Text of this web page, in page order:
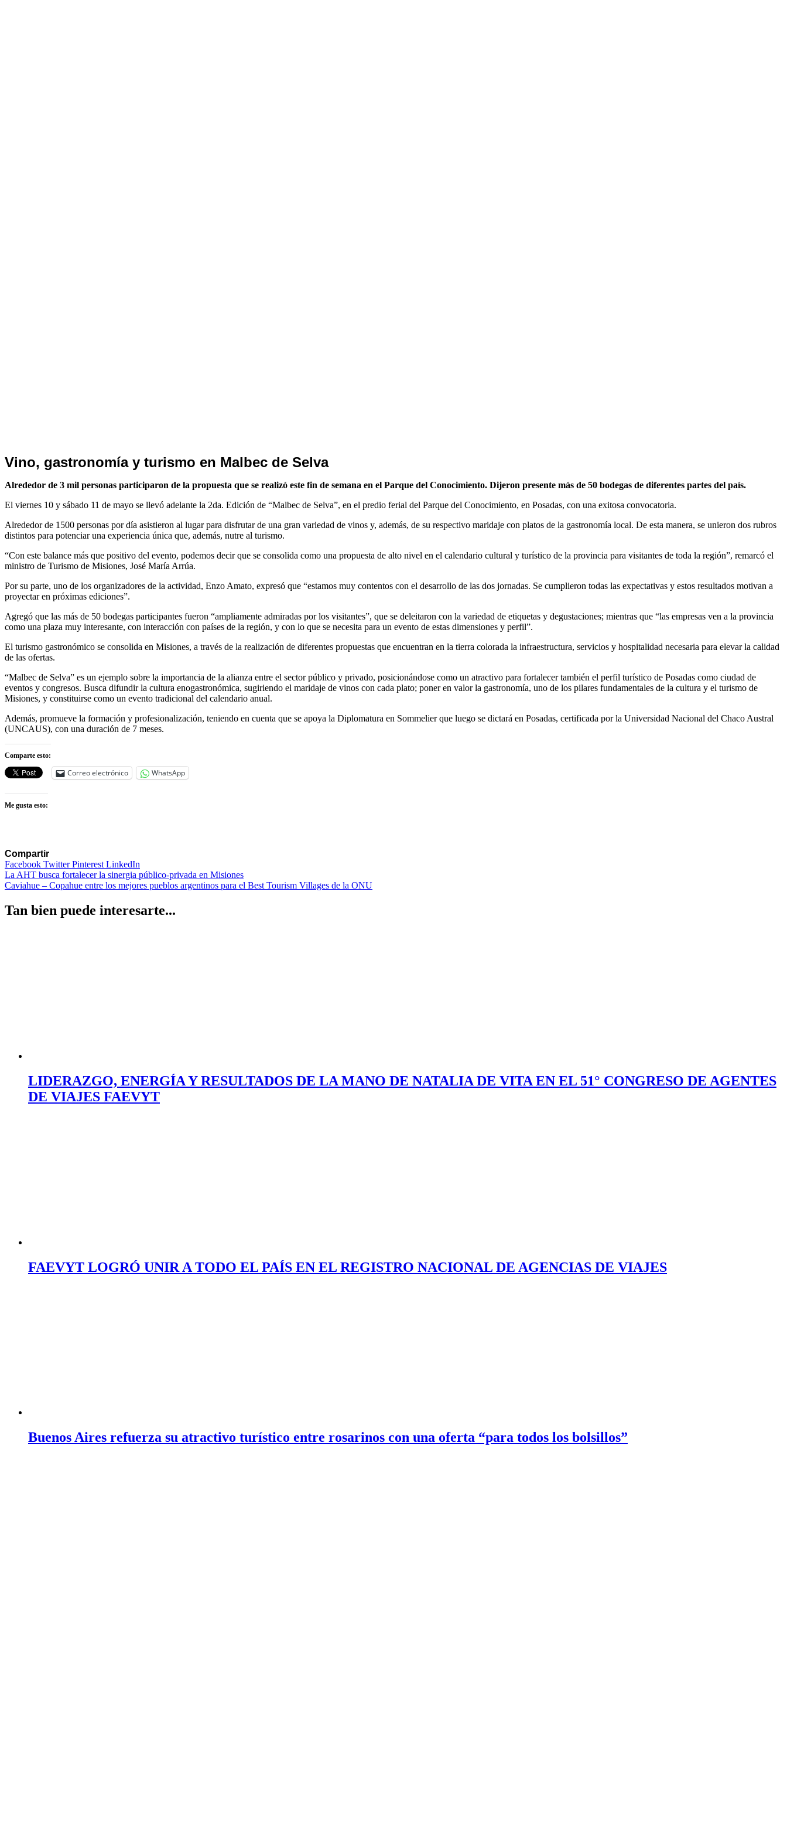
Notas
de
Archivo
Vino, gastronomía y turismo en Malbec de Selva
Alrededor de 3 mil personas participaron de la propuesta que se realizó este fin de semana en el Parque del Conocimiento. Dijeron presente más de 50 bodegas de diferentes partes del país.
El viernes 10 y sábado 11 de mayo se llevó adelante la 2da. Edición de “Malbec de Selva”, en el predio ferial del Parque del Conocimiento, en Posadas, con una exitosa convocatoria.
Alrededor de 1500 personas por día asistieron al lugar para disfrutar de una gran variedad de vinos y, además, de su respectivo maridaje con platos de la gastronomía local. De esta manera, se unieron dos rubros
distintos para potenciar una experiencia única que, además, nutre al turismo.
“Con este balance más que positivo del evento, podemos decir que se consolida como una propuesta de alto nivel en el calendario cultural y turístico de la provincia para visitantes de toda la región”, remarcó el
ministro de Turismo de Misiones, José María Arrúa.
Por su parte, uno de los organizadores de la actividad, Enzo Amato, expresó que “estamos muy contentos con el desarrollo de las dos jornadas. Se cumplieron todas las expectativas y estos resultados motivan a
proyectar en próximas ediciones”.
Agregó que las más de 50 bodegas participantes fueron “ampliamente admiradas por los visitantes”, que se deleitaron con la variedad de etiquetas y degustaciones; mientras que “las empresas ven a la provincia
como una plaza muy interesante, con interacción con países de la región, y con lo que se necesita para un evento de estas dimensiones y perfil”.
El turismo gastronómico se consolida en Misiones, a través de la realización de diferentes propuestas que encuentran en la tierra colorada la infraestructura, servicios y hospitalidad necesaria para elevar la calidad
de las ofertas.
“Malbec de Selva” es un ejemplo sobre la importancia de la alianza entre el sector público y privado, posicionándose como un atractivo para fortalecer también el perfil turístico de Posadas como ciudad de
eventos y congresos. Busca difundir la cultura enogastronómica, sugiriendo el maridaje de vinos con cada plato; poner en valor la gastronomía, uno de los pilares fundamentales de la cultura y el turismo de
Misiones, y constituirse como un evento tradicional del calendario anual.
Además, promueve la formación y profesionalización, teniendo en cuenta que se apoya la Diplomatura en Sommelier que luego se dictará en Posadas, certificada por la Universidad Nacional del Chaco Austral
(UNCAUS), con una duración de 7 meses.
Comparte esto:
Correo electrónico WhatsApp
Me gusta esto:
Compartir
Facebook TwitterPinterest LinkedIn
Navegación
de
entradas
La AHT busca fortalecer la sinergia público-privada en Misiones
Caviahue – Copahue entre los mejores pueblos argentinos para el Best Tourism Villages de la ONU
Tan bien puede interesarte...
LIDERAZGO, ENERGÍA Y RESULTADOS DE LA MANO DE NATALIA DE VITA EN EL 51° CONGRESO DE AGENTES
DE VIAJES FAEVYT
FAEVYT LOGRÓ UNIR A TODO EL PAÍS EN EL REGISTRO NACIONAL DE AGENCIAS DE VIAJES
Buenos Aires refuerza su atractivo turístico entre rosarinos con una oferta “para todos los bolsillos”